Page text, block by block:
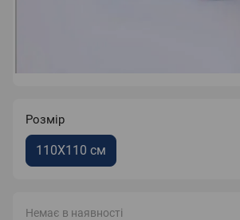
Розмір
110X110 см
Немає в наявності